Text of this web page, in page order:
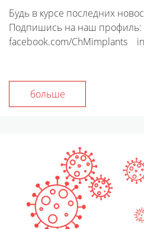
Будь в курсе последних
Подпишись на наш профиль:
facebook.com/ChMimplants
больше